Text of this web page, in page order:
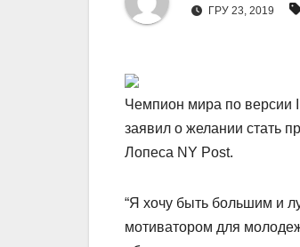
ГРУ 23, 2019
Чемпион мира по версии
заявил о желании стать
Лопеса NY Post.
“Я хочу быть большим и
мотиватором для